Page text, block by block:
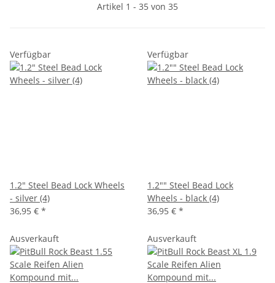
Artikel 1 - 35 von 35
Verfügbar
1.2" Steel Bead Lock Wheels
- silver (4)
36,95 € *
Verfügbar
1.2"" Steel Bead Lock
Wheels - black (4)
36,95 € *
Ausverkauft Ausverkauft